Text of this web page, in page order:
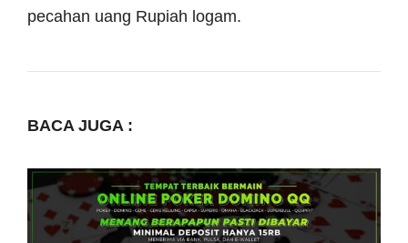
pecahan uang Rupiah logam.
BACA JUGA :